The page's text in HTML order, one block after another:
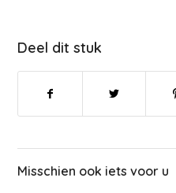
Deel dit stuk
Misschien ook iets voor u